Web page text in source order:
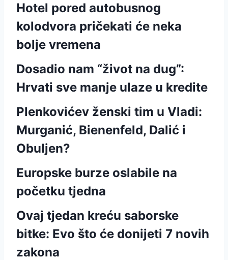
Hotel pored autobusnog
kolodvora pričekati će neka
bolje vremena
Dosadio nam “život na dug”:
Hrvati sve manje ulaze u kredite
Plenkovićev ženski tim u Vladi:
Murganić, Bienenfeld, Dalić i
Obuljen?
Europske burze oslabile na
početku tjedna
Ovaj tjedan kreću saborske
bitke: Evo što će donijeti 7 novih
zakona